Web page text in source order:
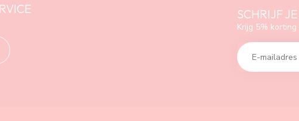
SCHRIJF
Krijg 5%